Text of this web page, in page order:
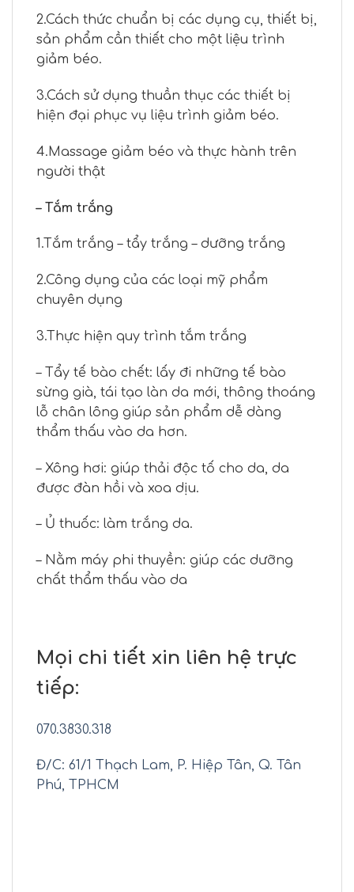
2.Cách thức chuẩn bị các dụng cụ, thiết bị,
sản phẩm cần thiết cho một liệu trình
giảm béo.
3.Cách sử dụng thuần thục các thiết bị
hiện đại phục vụ liệu trình giảm béo.
4.Massage giảm béo và thực hành trên
người thật
– Tắm trắng
1.Tắm trắng – tẩy trắng – dưỡng trắng
2.Công dụng của các loại mỹ phẩm
chuyên dụng
3.Thực hiện quy trình tắm trắng
– Tẩy tế bào chết: lấy đi những tế bào
sừng già, tái tạo làn da mới, thông thoáng
lỗ chân lông giúp sản phẩm dễ dàng
thẩm thấu vào da hơn.
– Xông hơi: giúp thải độc tố cho da, da
được đàn hồi và xoa dịu.
– Ủ thuốc: làm trắng da.
– Nằm máy phi thuyền: giúp các dưỡng
chất thẩm thấu vào da
Mọi chi tiết xin liên hệ trực
tiếp:
070.3830.318
Đ/C: 61/1 Thạch Lam, P. Hiệp Tân, Q. Tân
Phú, TPHCM